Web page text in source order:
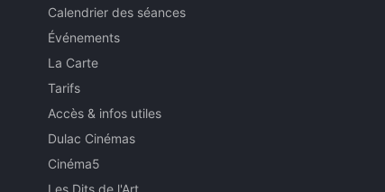
Calendrier des séances
Événements
La Carte
Tarifs
Accès & infos utiles
Dulac Cinémas
Cinéma5
Les Dits de l'Art